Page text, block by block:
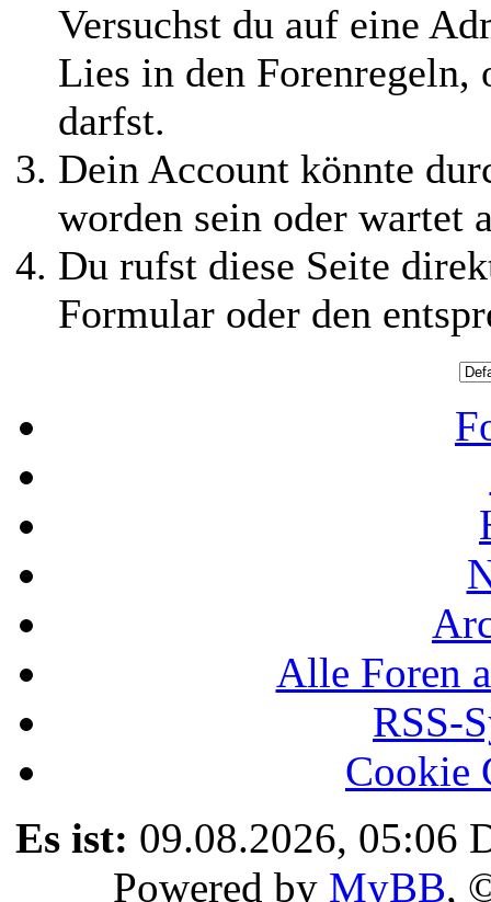
Versuchst du auf eine
Lies in den Forenregeln,
darfst.
Dein Account könnte
worden sein oder wartet
Du rufst diese Seite
Formular oder den
Alle Foren
RSS-
Cookie
Es ist: 09.08.2026, 05:06
Powered by MyBB,